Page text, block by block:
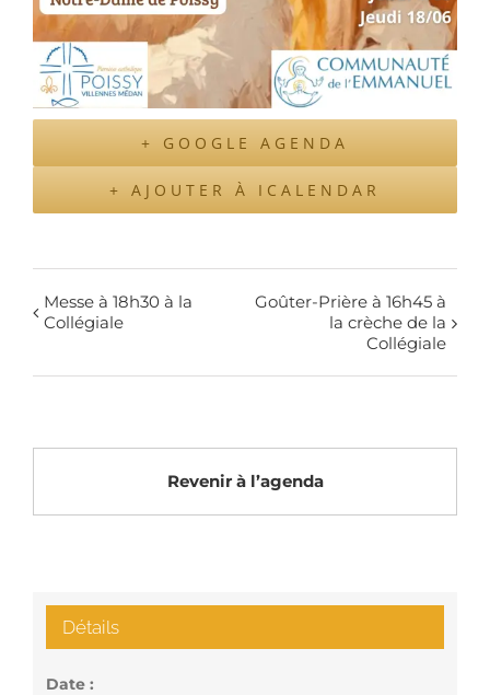
+ GOOGLE AGENDA
+ AJOUTER À ICALENDAR
Messe à 18h30 à la
Collégiale
Goûter-Prière à 16h45 à
la crèche de la
Collégiale
Revenir à l’agenda
Détails
Date :